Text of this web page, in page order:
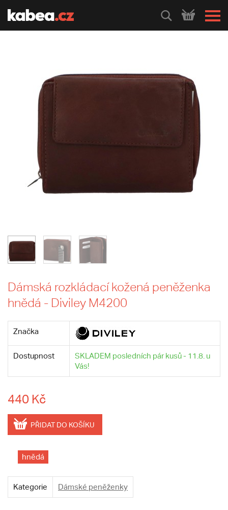
HLEDEJ
Dámská rozkládací kožená peněženka
hnědá - Diviley M4200
Značka
Dostupnost
SKLADEM posledních pár kusů - 11.8. u
Vás!
440 Kč
PŘIDAT DO KOŠÍKU
hnědá
Kategorie Dámské peněženky